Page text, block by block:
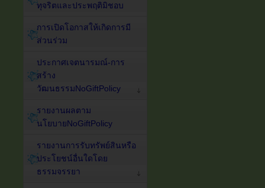
ทุจริตและประพฤติมิชอบ
การเปิดโอกาสให้เกิดการมี
ส่วนร่วม
ประกาศเจตนารมณ์-การ
สร้าง
วัฒนธรรมNoGiftPolicy
รายงานผลตาม
นโยบายNoGiftPolicy
รายงานการรับทรัพย์สินหรือ
ประโยชน์อื่นใดโดย
ธรรมจรรยา